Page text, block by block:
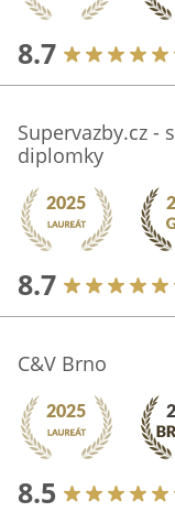
8.7
Supervazby.cz -
diplomky
8.7
C&V Brno
8.5